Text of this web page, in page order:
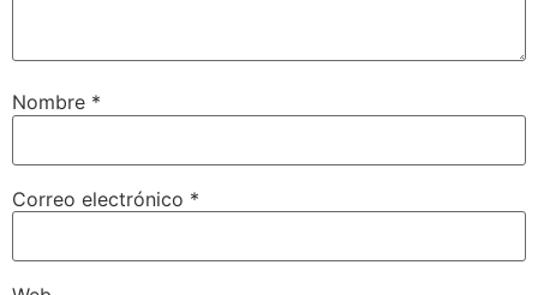
Nombre *
Correo electrónico *